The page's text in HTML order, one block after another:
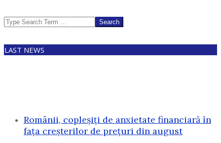
Search
LAST NEWS
Românii, copleșiți de anxietate financiară în
fața creșterilor de prețuri din august